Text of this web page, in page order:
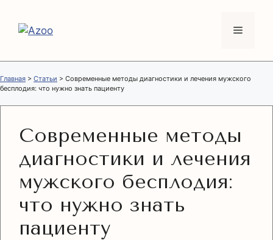
содержимому
Меню
Главная > Статьи > Современные методы диагностики и лечения мужского
бесплодия: что нужно знать пациенту
Современные методы
диагностики и лечения
мужского бесплодия:
что нужно знать
пациенту